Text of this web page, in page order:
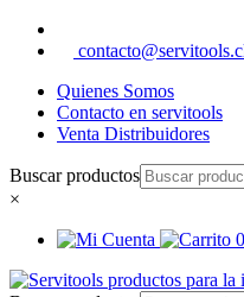
Quienes Somos
Contacto en servitools
Venta Distribuidores
Buscar productos
×
0